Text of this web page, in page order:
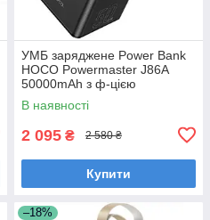
УМБ заряджене Power Bank
HOCO Powermaster J86A
50000mAh з ф-цією
настільної лампи, чорне
В наявності
2 095 ₴ 2 580 ₴
Купити
–18%